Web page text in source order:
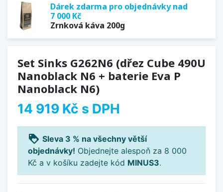
Dárek zdarma pro objednávky nad
7 000 Kč
Zrnková káva 200g
Set Sinks G262N6 (dřez Cube 490U
Nanoblack N6 + baterie Eva P
Nanoblack N6)
14 919 Kč s DPH
loyalty Sleva 3 % na všechny větší
objednávky! Objednejte alespoň za 8 000
Kč a v košíku zadejte kód MINUS3.